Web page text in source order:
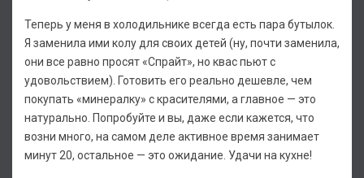
Теперь у меня в холодильнике всегда есть пара бутылок.
Я заменила ими колу для своих детей (ну, почти заменила,
они все равно просят «Спрайт», но квас пьют с
удовольствием). Готовить его реально дешевле, чем
покупать «минералку» с красителями, а главное — это
натурально. Попробуйте и вы, даже если кажется, что
возни много, на самом деле активное время занимает
минут 20, остальное — это ожидание. Удачи на кухне!